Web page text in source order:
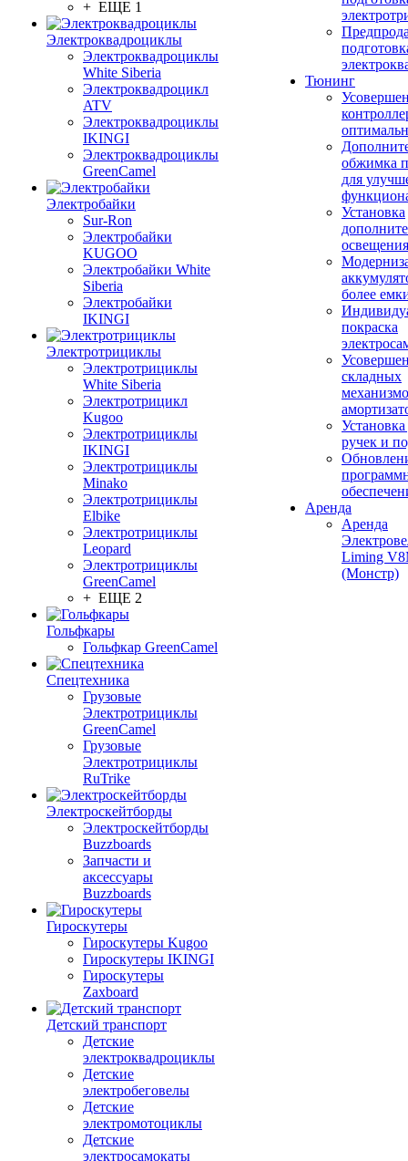
+ ЕЩЕ 1
Электроквадроциклы
Электроквадроциклы
White Siberia
Электроквадроцикл
ATV
Электроквадроциклы
IKINGI
Электроквадроциклы
GreenCamel
Электробайки
Sur-Ron
Электробайки
KUGOO
Электробайки White
Siberia
Электробайки
IKINGI
Электротрициклы
Электротрициклы
White Siberia
Электротрицикл
Kugoo
Электротрициклы
IKINGI
Электротрициклы
Minako
Электротрициклы
Elbike
Электротрициклы
Leopard
Электротрициклы
GreenCamel
+ ЕЩЕ 2
Гольфкары
Гольфкар GreenCamel
Спецтехника
Грузовые
Электротрициклы
GreenCamel
Грузовые
Электротрициклы
RuTrike
Электроскейтборды
Электроскейтборды
Buzzboards
Запчасти и
аксессуары
Buzzboards
Гироскутеры
Гироскутеры Kugoo
Гироскутеры IKINGI
Гироскутеры
Zaxboard
Детский транспорт
Детские
электроквадроциклы
Детские
электробеговелы
Детские
электромотоциклы
Детские
электросамокаты
Тюнинг
обжимка
для
Установка
освещения
более
покраска
складных
ручек и
Аренда
Аренда
Liming
(Монстр)